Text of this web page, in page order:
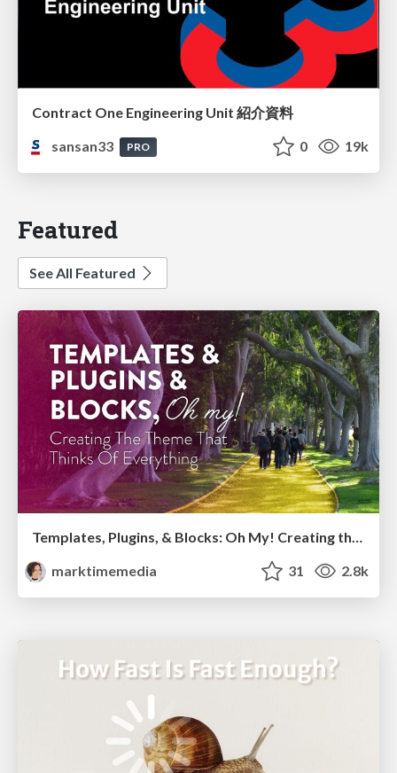
Contract One Engineering Unit 紹介資料
sansan33
PRO 0 19k
Featured
See All Featured
Templates, Plugins, & Blocks: Oh My! Creating the theme that thinks of everything
marktimemedia
31 2.8k